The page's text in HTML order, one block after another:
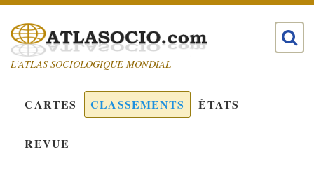
L'ATLAS SOCIOLOGIQUE MONDIAL
CARTES CLASSEMENTS ÉTATS
REVUE